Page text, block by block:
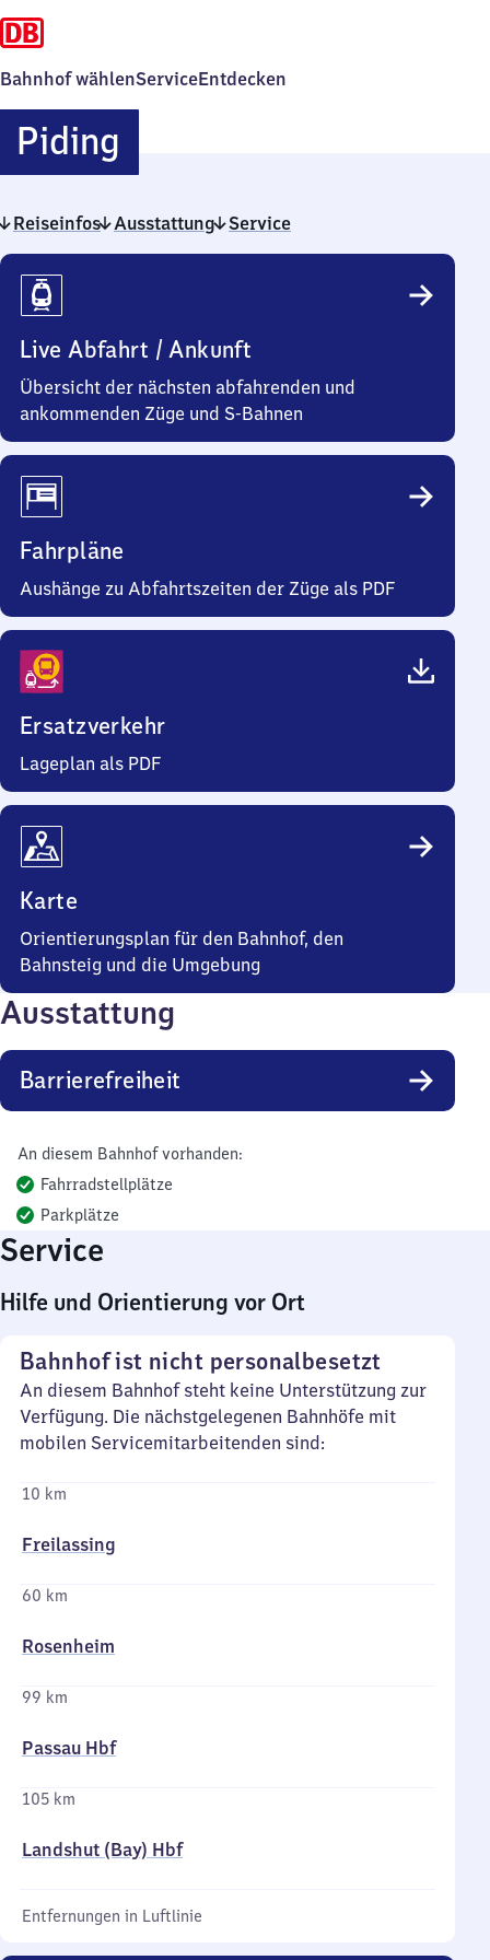
Bahnhof wählenServiceEntdecken
Piding
Reiseinfos Ausstattung Service
Reiseinfos
Live Abfahrt / Ankunft
Übersicht der nächsten abfahrenden und
ankommenden Züge und S-Bahnen
Fahrpläne
Aushänge zu Abfahrtszeiten der Züge als PDF
Ersatzverkehr
Lageplan als PDF
Karte
Orientierungsplan für den Bahnhof, den
Bahnsteig und die Umgebung
Ausstattung
Barrierefreiheit
An diesem Bahnhof vorhanden:
Fahrradstellplätze
Parkplätze
Service
Hilfe und Orientierung vor Ort
Bahnhof ist nicht personalbesetzt
An diesem Bahnhof steht keine Unterstützung zur
Verfügung. Die nächstgelegenen Bahnhöfe mit
mobilen Servicemitarbeitenden sind:
10 km
Freilassing
60 km
Rosenheim
99 km
Passau Hbf
105 km
Landshut (Bay) Hbf
Entfernungen in Luftlinie